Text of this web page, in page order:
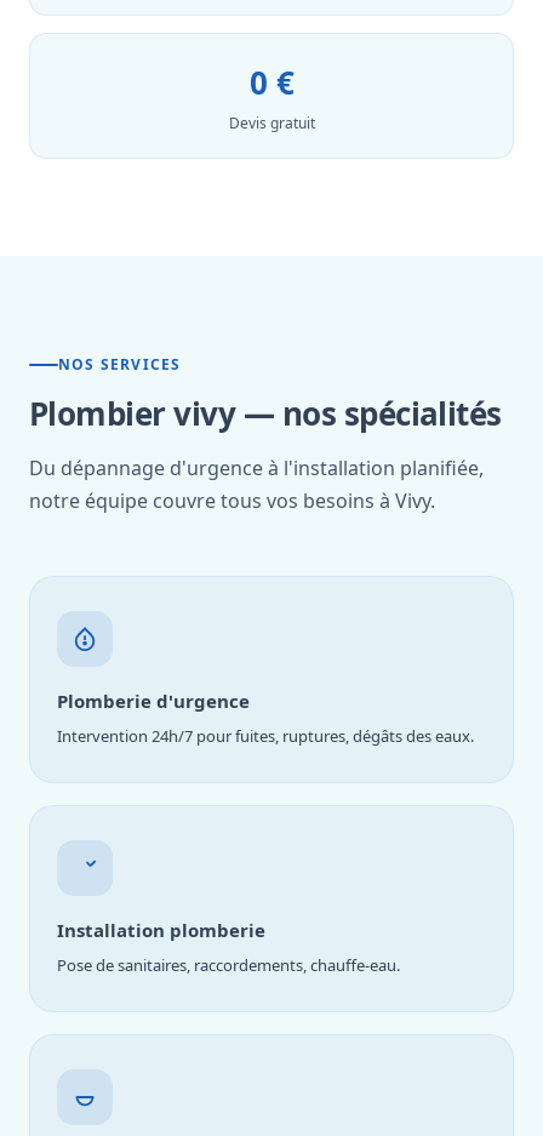
0 €
Devis gratuit
NOS SERVICES
Plombier vivy — nos spécialités
Du dépannage d'urgence à l'installation planifiée,
notre équipe couvre tous vos besoins à Vivy.
Plomberie d'urgence
Intervention 24h/7 pour fuites, ruptures, dégâts des eaux.
Installation plomberie
Pose de sanitaires, raccordements, chauffe-eau.